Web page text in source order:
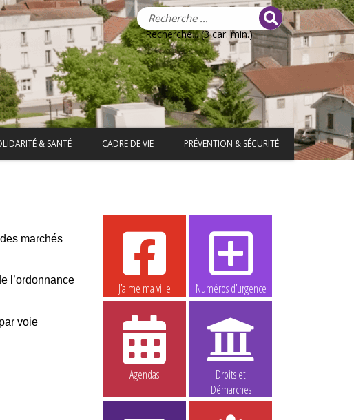
Recherche... (3 car. min.)
& SANTÉ CADRE DE VIE PRÉVENTION & SÉCURITÉ
marchés
l’ordonnance
voie
J’aime ma ville Numéros d’urgence
Agendas
Droits et
Démarches